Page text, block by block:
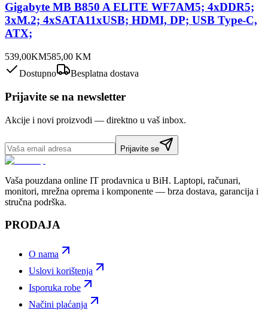
Gigabyte MB B850 A ELITE WF7AM5; 4xDDR5;
3xM.2; 4xSATA11xUSB; HDMI, DP; USB Type-C,
ATX;
539,00KM585,00 KM
Dostupno
Besplatna dostava
Prijavite se na newsletter
Akcije i novi proizvodi — direktno u vaš inbox.
Prijavite se
Vaša pouzdana online IT prodavnica u BiH. Laptopi, računari,
monitori, mrežna oprema i komponente — brza dostava, garancija i
stručna podrška.
PRODAJA
O nama
Uslovi korištenja
Isporuka robe
Načini plaćanja